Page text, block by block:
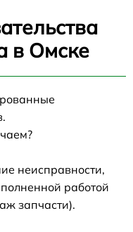
в Омске
неисправности,
работой
запчасти).